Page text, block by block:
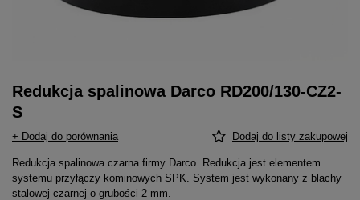
Redukcja spalinowa Darco RD200/130-CZ2-
S
+ Dodaj do porównania Dodaj do listy zakupowej
Redukcja spalinowa czarna firmy Darco. Redukcja jest elementem
systemu przyłączy kominowych SPK. System jest wykonany z blachy
stalowej czarnej o grubości 2 mm.